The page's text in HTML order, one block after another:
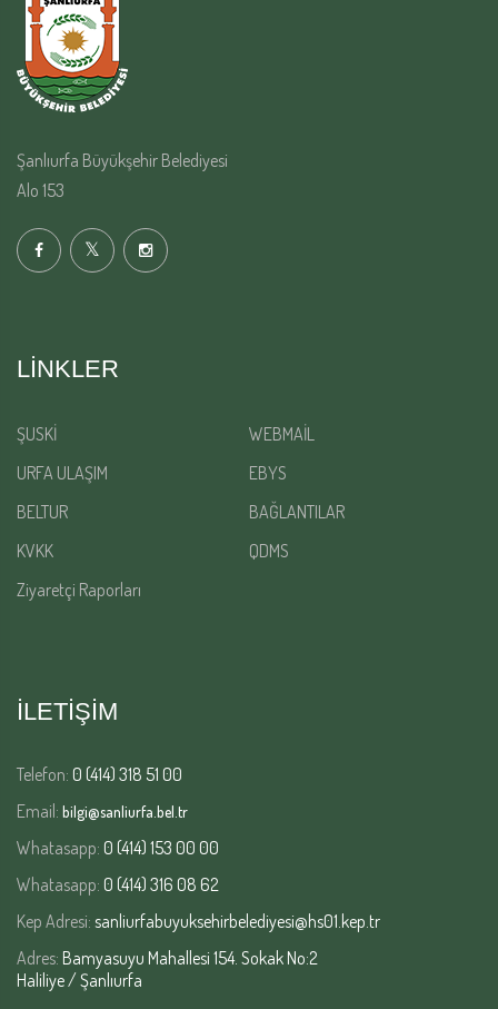
Şanlıurfa Büyükşehir Belediyesi
Alo 153
LINKLER
ŞUSKİ
WEBMAİL
URFA ULAŞIM
EBYS
BELTUR
BAĞLANTILAR
KVKK
QDMS
Ziyaretçi Raporları
İLETİŞİM
Telefon: 0 (414) 318 51 00
Email: bilgi@sanliurfa.bel.tr
Whatasapp: 0 (414) 153 00 00
Whatasapp: 0 (414) 316 08 62
Kep Adresi: sanliurfabuyuksehirbelediyesi@hs01.kep.tr
Adres: Bamyasuyu Mahallesi 154. Sokak No:2
Haliliye / Şanlıurfa